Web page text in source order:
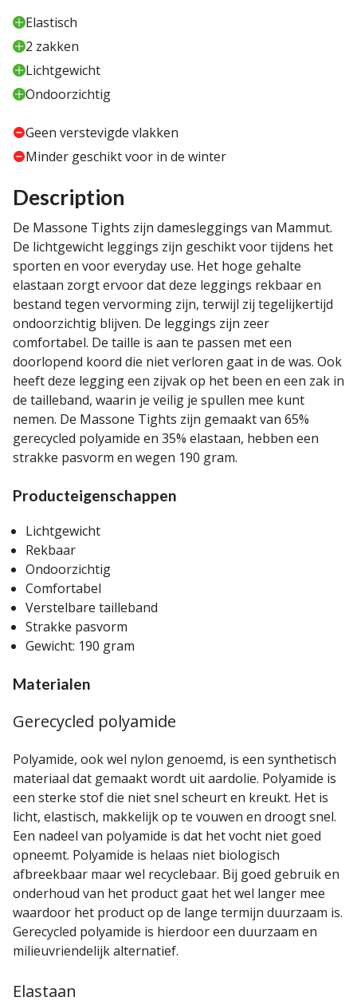
Elastisch
2 zakken
Lichtgewicht
Ondoorzichtig
Geen verstevigde vlakken
Minder geschikt voor in de winter
Description
De Massone Tights zijn damesleggings van Mammut.
De lichtgewicht leggings zijn geschikt voor tijdens het
sporten en voor everyday use. Het hoge gehalte
elastaan zorgt ervoor dat deze leggings rekbaar en
bestand tegen vervorming zijn, terwijl zij tegelijkertijd
ondoorzichtig blijven. De leggings zijn zeer
comfortabel. De taille is aan te passen met een
doorlopend koord die niet verloren gaat in de was. Ook
heeft deze legging een zijvak op het been en een zak in
de tailleband, waarin je veilig je spullen mee kunt
nemen. De Massone Tights zijn gemaakt van 65%
gerecycled polyamide en 35% elastaan, hebben een
strakke pasvorm en wegen 190 gram.
Producteigenschappen
Lichtgewicht
Rekbaar
Ondoorzichtig
Comfortabel
Verstelbare tailleband
Strakke pasvorm
Gewicht: 190 gram
Materialen
Gerecycled polyamide
Polyamide, ook wel nylon genoemd, is een synthetisch
materiaal dat gemaakt wordt uit aardolie. Polyamide is
een sterke stof die niet snel scheurt en kreukt. Het is
licht, elastisch, makkelijk op te vouwen en droogt snel.
Een nadeel van polyamide is dat het vocht niet goed
opneemt. Polyamide is helaas niet biologisch
afbreekbaar maar wel recyclebaar. Bij goed gebruik en
onderhoud van het product gaat het wel langer mee
waardoor het product op de lange termijn duurzaam is.
Gerecycled polyamide is hierdoor een duurzaam en
milieuvriendelijk alternatief.
Elastaan